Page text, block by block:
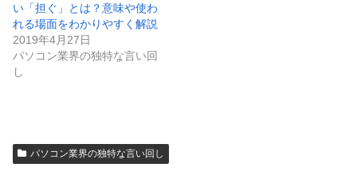
い「担ぐ」とは？意味や使わ
れる場面をわかりやすく解説
2019年4月27日
パソコン業界の独特な言い回
し
パソコン業界の独特な言い回し